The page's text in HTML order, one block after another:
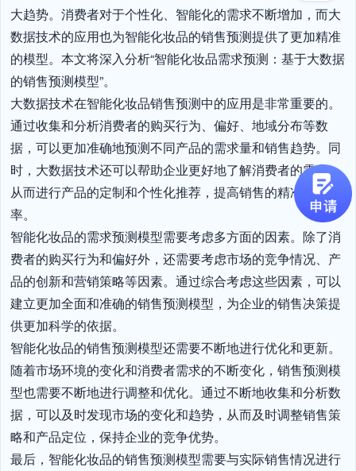
大趋势。消费者对于个性化、智能化的需求不断增加，而大
数据技术的应用也为智能化妆品的销售预测提供了更加精准
的模型。本文将深入分析“智能化妆品需求预测：基于大数据
的销售预测模型”。
大数据技术在智能化妆品销售预测中的应用是非常重要的。
通过收集和分析消费者的购买行为、偏好、地域分布等数
据，可以更加准确地预测不同产品的需求量和销售趋势。同
时，大数据技术还可以帮助企业更好地了解消费者的需求，
从而进行产品的定制和个性化推荐，提高销售的精准度和效
率。
智能化妆品的需求预测模型需要考虑多方面的因素。除了消
费者的购买行为和偏好外，还需要考虑市场的竞争情况、产
品的创新和营销策略等因素。通过综合考虑这些因素，可以
建立更加全面和准确的销售预测模型，为企业的销售决策提
供更加科学的依据。
智能化妆品的销售预测模型还需要不断地进行优化和更新。
随着市场环境的变化和消费者需求的不断变化，销售预测模
型也需要不断地进行调整和优化。通过不断地收集和分析数
据，可以及时发现市场的变化和趋势，从而及时调整销售策
略和产品定位，保持企业的竞争优势。
最后，智能化妆品的销售预测模型需要与实际销售情况进行